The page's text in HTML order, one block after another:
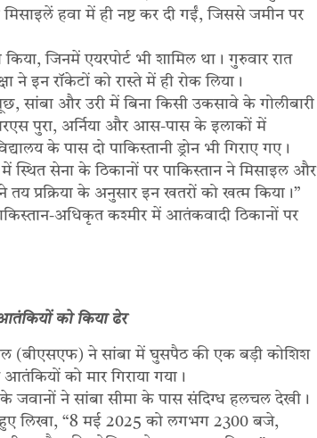
हवा में ही नष्ट कर दी गईं, जिससे जमीन पर
जिनमें एयरपोर्ट भी शामिल था। गुरुवार रात
ने इन रॉकेटों को रास्ते में ही रोक लिया।
सांबा और उरी में बिना किसी उकसावे के गोलीबारी
आरएस पुरा, अर्निया और आस-पास के इलाकों में
के पास दो पाकिस्तानी ड्रोन भी गिराए गए।
सेना के ठिकानों पर पाकिस्तान ने मिसाइल और
प्रक्रिया के अनुसार इन खतरों को खत्म किया।”
अधिकृत कश्मीर में आतंकवादी ठिकानों पर
को किया ढेर
बल (बीएसएफ) ने सांबा में घुसपैठ की एक बड़ी कोशिश
को मार गिराया गया।
ने सांबा सीमा के पास संदिग्ध हलचल देखी।
हुए लिखा, “8 मई 2025 को लगभग 2300 बजे,